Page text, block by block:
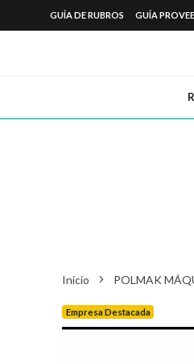
GUÍA DE RUBROS GUÍA
Inicio POLMAK
Empresa Destacada